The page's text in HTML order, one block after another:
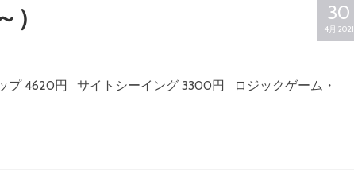
30
4月 2021
プ 4620円 サイトシーイング 3300円 ロジックゲーム・